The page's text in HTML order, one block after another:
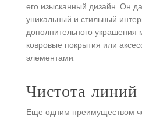
его изысканный дизайн. Он
уникальный и стильный
дополнительного украшения
ковровые покрытия или
элементами.
Чистота линий
Еще одним преимуществом